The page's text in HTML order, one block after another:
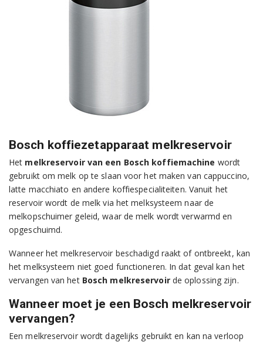
Bosch koffiezetapparaat melkreservoir
Het melkreservoir van een Bosch koffiemachine wordt
gebruikt om melk op te slaan voor het maken van cappuccino,
latte macchiato en andere koffiespecialiteiten. Vanuit het
reservoir wordt de melk via het melksysteem naar de
melkopschuimer geleid, waar de melk wordt verwarmd en
opgeschuimd.
Wanneer het melkreservoir beschadigd raakt of ontbreekt, kan
het melksysteem niet goed functioneren. In dat geval kan het
vervangen van het Bosch melkreservoirde oplossing zijn.
Wanneer moet je een Bosch melkreservoir
vervangen?
Een melkreservoir wordt dagelijks gebruikt en kan na verloop